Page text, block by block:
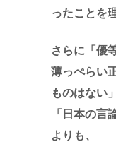
ったことを
さらに「優
薄っぺらい
ものはない
「日本の言
よりも、